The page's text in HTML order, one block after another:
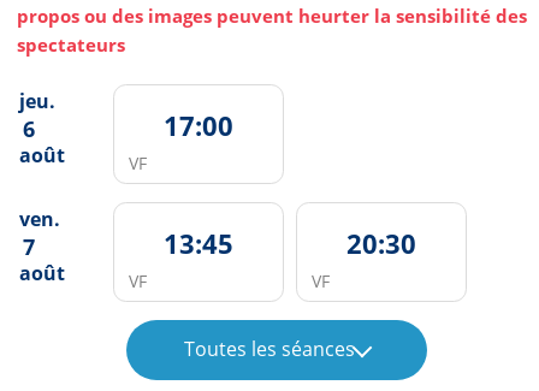
propos ou des images peuvent heurter la sensibilité des
spectateurs
jeu.
6
août
17:00
VF
ven.
7
août
13:45
VF
20:30
VF
Toutes les séances